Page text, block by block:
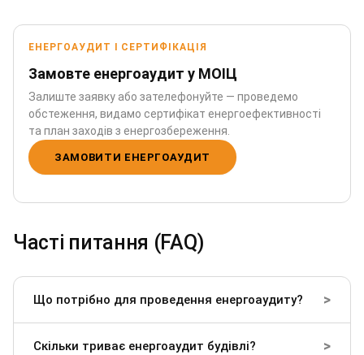
ЕНЕРГОАУДИТ І СЕРТИФІКАЦІЯ
Замовте енергоаудит у МОІЦ
Залиште заявку або зателефонуйте — проведемо
обстеження, видамо сертифікат енергоефективності
та план заходів з енергозбереження.
ЗАМОВИТИ ЕНЕРГОАУДИТ
Часті питання (FAQ)
Що потрібно для проведення енергоаудиту? >
Скільки триває енергоаудит будівлі? >